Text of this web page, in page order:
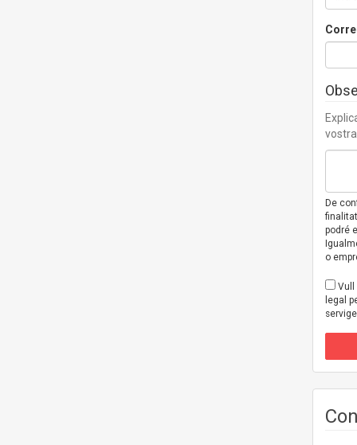
De
podré
o
Vull
legal